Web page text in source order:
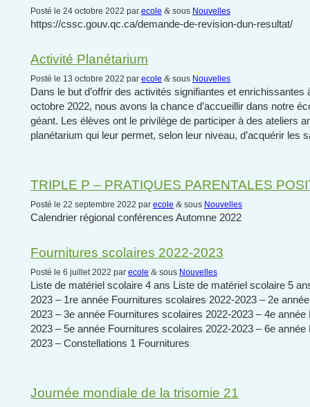
Posté le 24 octobre 2022 par ecole & sous Nouvelles
https://cssc.gouv.qc.ca/demande-de-revision-dun-resultat/
Activité Planétarium
Posté le 13 octobre 2022 par ecole & sous Nouvelles
Dans le but d’offrir des activités signifiantes et enrichissantes
octobre 2022, nous avons la chance d’accueillir dans notre
géant. Les élèves ont le privilège de participer à des ateliers
planétarium qui leur permet, selon leur niveau, d’acquérir les
TRIPLE P – PRATIQUES PARENTALES
Posté le 22 septembre 2022 par ecole & sous Nouvelles
Calendrier régional conférences Automne 2022
Fournitures scolaires 2022-2023
Posté le 6 juillet 2022 par ecole & sous Nouvelles
Liste de matériel scolaire 4 ans Liste de matériel scolaire 5
2023 – 1re année Fournitures scolaires 2022-2023 – 2e
2023 – 3e année Fournitures scolaires 2022-2023 – 4e
2023 – 5e année Fournitures scolaires 2022-2023 – 6e
2023 – Constellations 1 Fournitures
Journée mondiale de la trisomie 21